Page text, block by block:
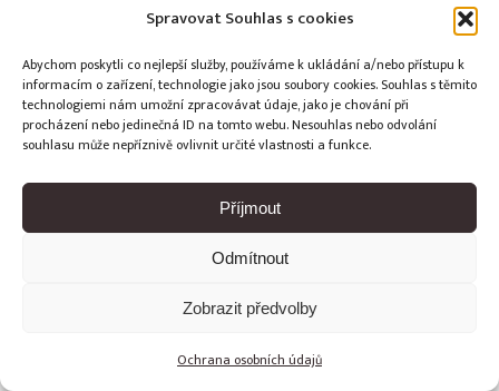
Spravovat Souhlas s cookies
Abychom poskytli co nejlepší služby, používáme k ukládání a/nebo přístupu k
informacím o zařízení, technologie jako jsou soubory cookies. Souhlas s těmito
technologiemi nám umožní zpracovávat údaje, jako je chování při
procházení nebo jedinečná ID na tomto webu. Nesouhlas nebo odvolání
souhlasu může nepříznivě ovlivnit určité vlastnosti a funkce.
Příjmout
Odmítnout
Zobrazit předvolby
Ochrana osobních údajů
Copyright © Weiron Dynamics, s.r.o. |Tvorba webových stránek